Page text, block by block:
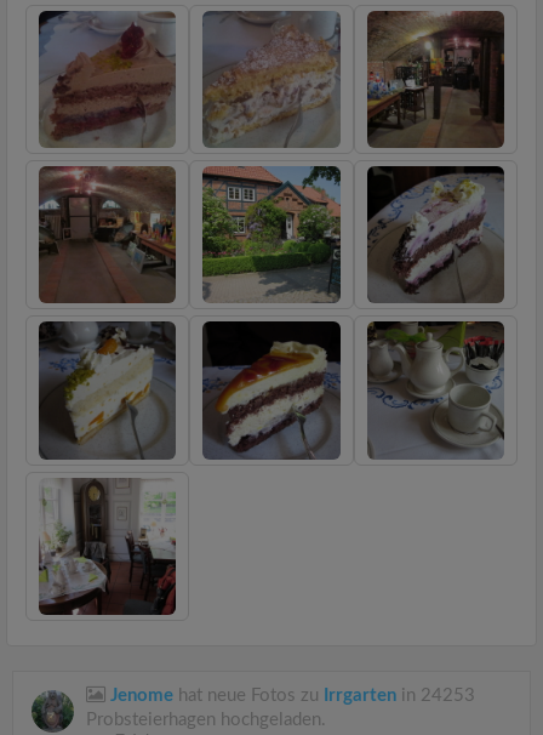
Jenome hat neue Fotos zu Irrgarten in 24253
Probsteierhagen hochgeladen.